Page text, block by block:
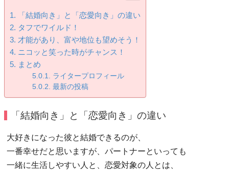
「結婚向き」と「恋愛向き」の違い
タフでワイルド！
才能があり、富や地位も望めそう！
ニコッと笑った時がチャンス！
まとめ
ライタープロフィール
最新の投稿
「結婚向き」と「恋愛向き」の違い
大好きになった彼と結婚できるのが、
一番幸せだと思いますが、パートナーといっても
一緒に生活しやすい人と、恋愛対象の人とは、